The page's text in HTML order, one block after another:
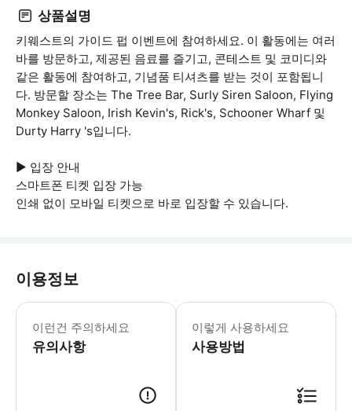
상품설명
키웨스트의 가이드 펍 이벤트에 참여하세요. 이 활동에는 여러
바를 방문하고, 제공된 음료를 즐기고, 콘테스트 및 코미디와
같은 활동에 참여하고, 기념품 티셔츠를 받는 것이 포함됩니
다. 방문할 장소는 The Tree Bar, Surly Siren Saloon, Flying
Monkey Saloon, Irish Kevin's, Rick's, Schooner Wharf 및
Durty Harry 's입니다.
▶ 입장 안내
스마트폰 티켓 입장 가능
인쇄 없이 모바일 티켓으로 바로 입장할 수 있습니다.
이용정보
이런건 주의하세요
유의사항
▶ 꼭 알아두세요 최소 연령: 21세. 정
이렇게 사용하세요
사용방법